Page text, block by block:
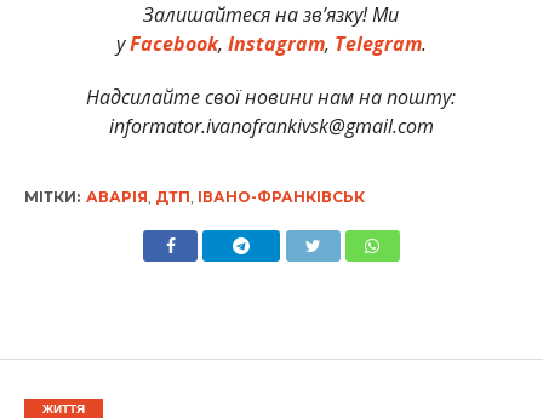
Залишайтеся на зв’язку! Ми
уFacebook, Instagram, Telegram.
Надсилайте свої новини нам на пошту:
informator.ivanofrankivsk@gmail.com
МІТКИ: АВАРІЯ, ДТП, ІВАНО-ФРАНКІВСЬК
ЖИТТЯ